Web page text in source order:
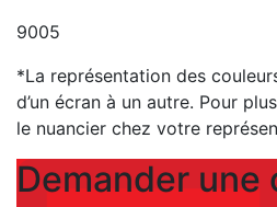
9005
*La représentation des
d’un écran à un autre. Pour
le nuancier chez votre
Demander une